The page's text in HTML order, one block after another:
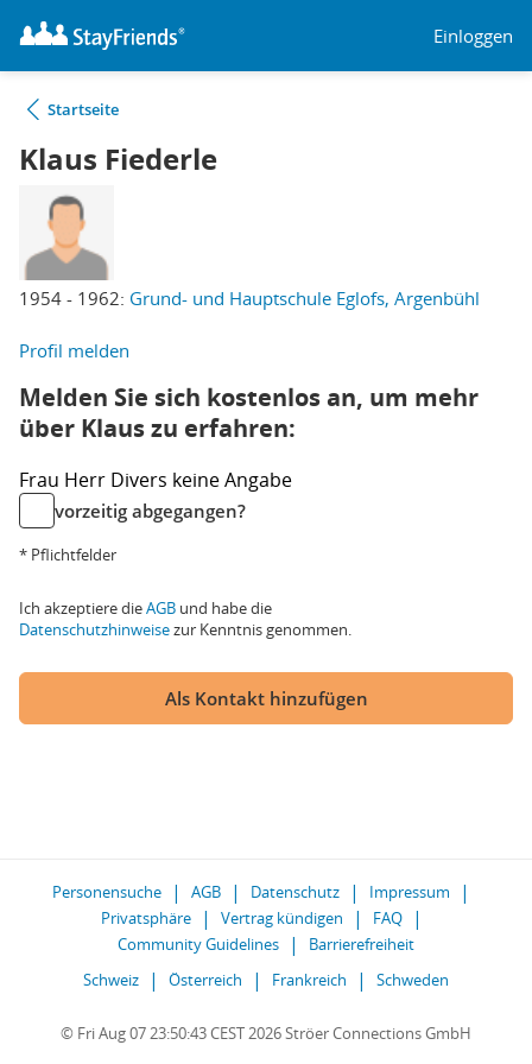
Einloggen
Startseite
Klaus Fiederle
1954 - 1962: Grund- und Hauptschule Eglofs, Argenbühl
Profil melden
Melden Sie sich kostenlos an, um mehr
über Klaus zu erfahren:
Frau Herr Divers keine Angabe
vorzeitig abgegangen?
* Pflichtfelder
Ich akzeptiere dieAGB und habe die
Datenschutzhinweisezur Kenntnis genommen.
Als Kontakt hinzufügen
Personensuche AGB Datenschutz
Impressum
Privatsphäre
Vertrag kündigen
FAQ
Community Guidelines
Barrierefreiheit
Schweiz
Österreich Frankreich Schweden
© Fri Aug 07 23:50:43 CEST 2026 Ströer Connections GmbH